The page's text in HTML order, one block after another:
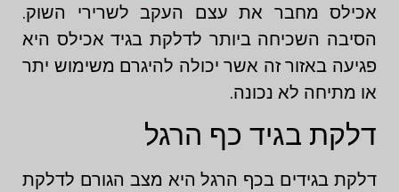
אכילס מחבר את עצם העקב לשרירי השוק.
הסיבה השכיחה ביותר לדלקת בגיד אכילס היא
פגיעה באזור זה אשר יכולה להיגרם משימוש יתר
או מתיחה לא נכונה.
דלקת בגיד כף הרגל
דלקת בגידים בכף הרגל היא מצב הגורם לדלקת